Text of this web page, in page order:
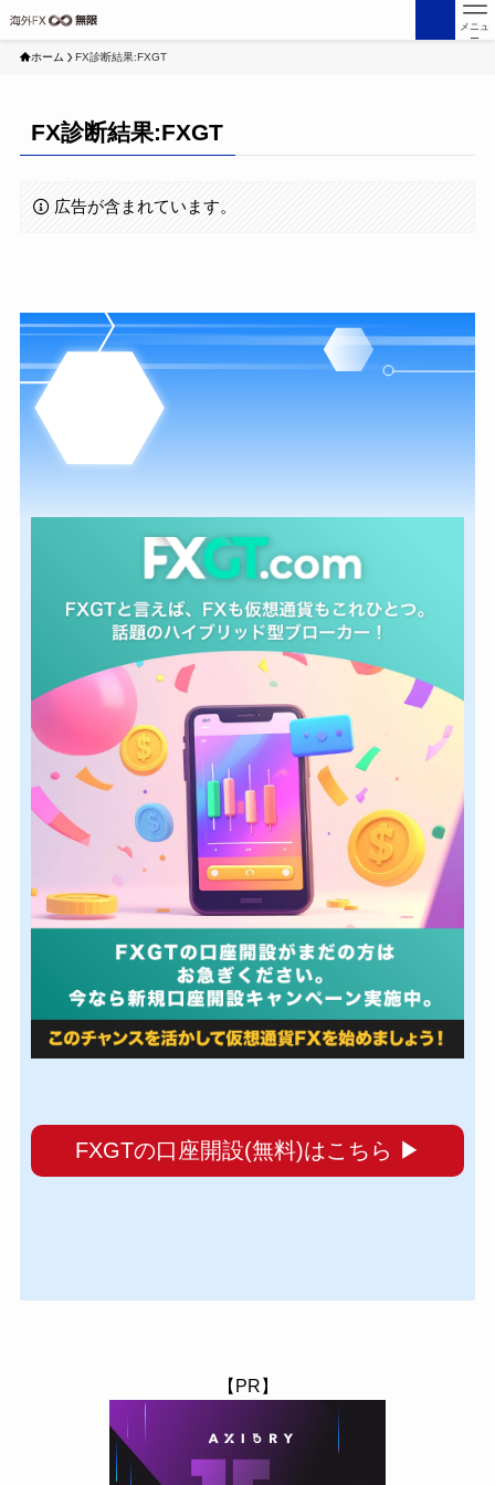
メニュ
ー
ホーム FX診断結果:FXGT
FX診断結果:FXGT
広告が含まれています。
FXGTの口座開設(無料)はこちら ▶︎
【PR】